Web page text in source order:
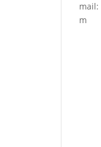
mail:
m